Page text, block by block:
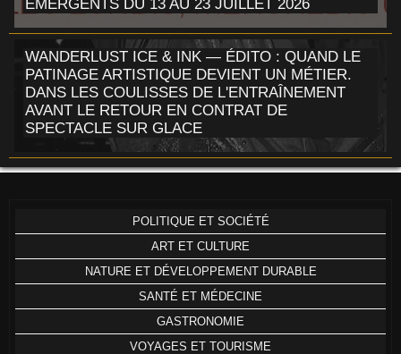
ÉMERGENTS DU 13 AU 23 JUILLET 2026
WANDERLUST ICE & INK — ÉDITO : QUAND LE
PATINAGE ARTISTIQUE DEVIENT UN MÉTIER.
DANS LES COULISSES DE L'ENTRAÎNEMENT
AVANT LE RETOUR EN CONTRAT DE
SPECTACLE SUR GLACE
POLITIQUE ET SOCIÉTÉ
ART ET CULTURE
NATURE ET DÉVELOPPEMENT DURABLE
SANTÉ ET MÉDECINE
GASTRONOMIE
VOYAGES ET TOURISME